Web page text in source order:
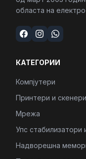
областа на
КАТЕГОРИИ
Компјутери
Принтери и скенери
Мрежа
Упс
Надворешна